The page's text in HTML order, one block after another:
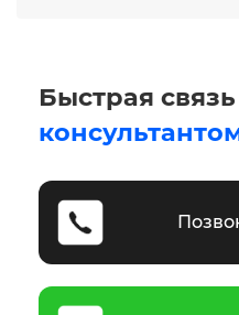
Быстрая связь